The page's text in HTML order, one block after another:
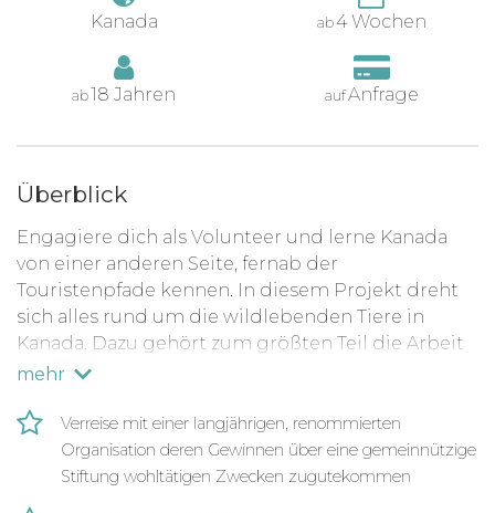
Kanada ab4 Wochen
ab18 Jahren aufAnfrage
Überblick
Engagiere dich als Volunteer und lerne Kanada
von einer anderen Seite, fernab der
Touristenpfade kennen. In diesem Projekt dreht
sich alles rund um die wildlebenden Tiere in
Kanada. Dazu gehört zum größten Teil die Arbeit
mit Vögeln, aber auch mit Bären und anderen
Du kümmerst dich hauptsächlich um verletzte
und kranke Tiere, die auch weiter in der Wildnis
mehr
Verreise mit einer langjährigen, renommierten
Organisation deren Gewinnen über eine gemeinnützige
Stiftung wohltätigen Zwecken zugutekommen